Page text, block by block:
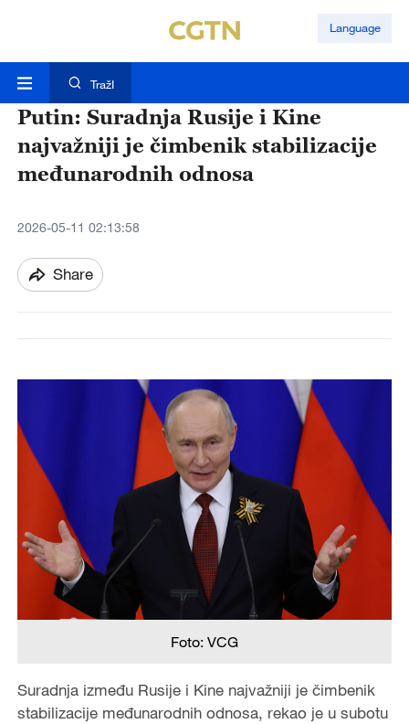
Language
TražI
Putin: Suradnja Rusije i Kine
najvažniji je čimbenik stabilizacije
međunarodnih odnosa
2026-05-11 02:13:58
Share
Foto: VCG
Suradnja između Rusije i Kine najvažniji je čimbenik
stabilizacije međunarodnih odnosa, rekao je u subotu